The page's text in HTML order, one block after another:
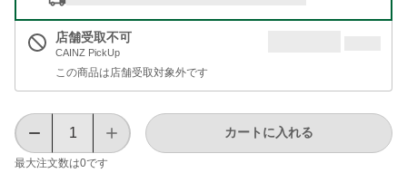
店舗受取不可
CAINZ PickUp
この商品は店舗受取対象外です
最大注文数は0です
カートに入れる